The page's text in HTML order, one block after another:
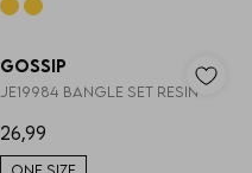
1/2
Gossip
JE19984 BANGLE SET RESIN
26,99